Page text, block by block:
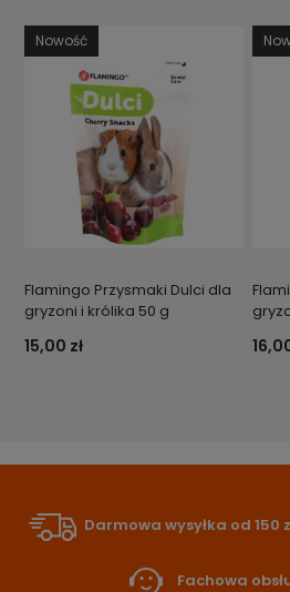
Flamingo Przysmaki Dulci dla
gryzoni i królika 50 g
15,00 zł
Nowość
Darmowa wysyłka od 150
Fachowa